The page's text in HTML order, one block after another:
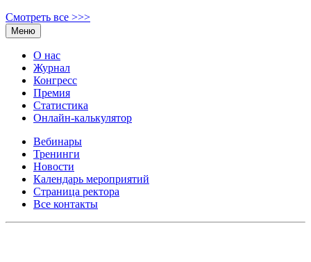
Смотреть все >>>
Меню
О нас
Журнал
Конгресс
Премия
Статистика
Онлайн-калькулятор
Вебинары
Тренинги
Новости
Календарь мероприятий
Страница ректора
Все контакты